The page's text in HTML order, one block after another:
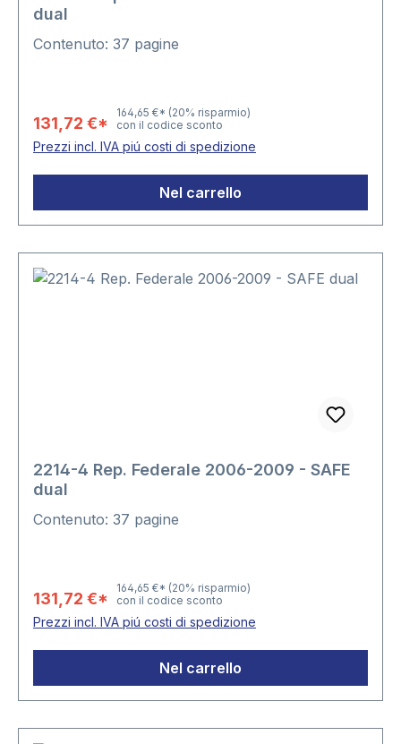
dual
Contenuto: 37 pagine
131,72 €*
164,65 €* (20% risparmio)
con il codice sconto
Prezzi incl. IVA piú costi di spedizione
Nel carrello
2214-4 Rep. Federale 2006-2009 - SAFE
dual
Contenuto: 37 pagine
131,72 €*
164,65 €* (20% risparmio)
con il codice sconto
Prezzi incl. IVA piú costi di spedizione
Nel carrello